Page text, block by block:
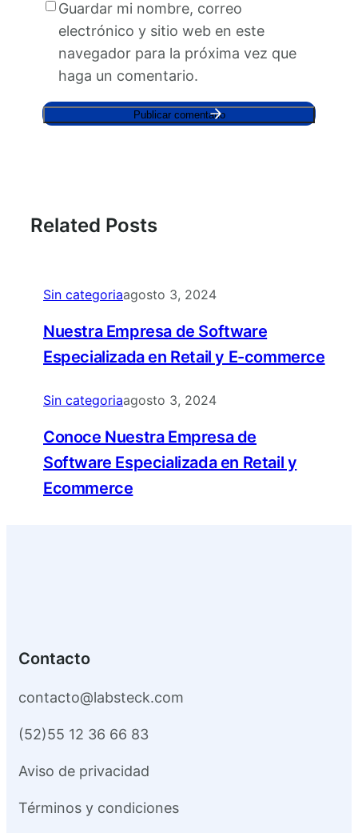
Guardar mi nombre, correo
electrónico y sitio web en este
navegador para la próxima vez que
haga un comentario.
Related Posts
Sin categoriaagosto 3, 2024
Nuestra Empresa de Software
Especializada en Retail y E-commerce
Sin categoriaagosto 3, 2024
Conoce Nuestra Empresa de
Software Especializada en Retail y
Ecommerce
Contacto
contacto@labsteck.com
(52)55 12 36 66 83
Aviso de privacidad
Términos y condiciones